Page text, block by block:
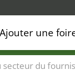
Ajouter une